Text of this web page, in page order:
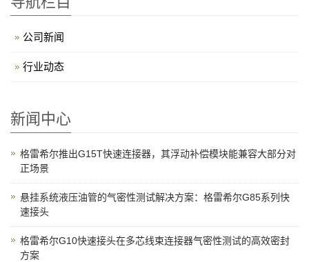
公司新闻
行业动态
新闻中心
格雷希尔推出G15T快速连接器，其浮动补偿模块能兼容大部分对
正场景
悬挂系统液压油管的气密性测试解决方案：格雷希尔G85系列快
速接头
格雷希尔G10快速接头在多芯线束连接器气密性测试的高效密封
方案